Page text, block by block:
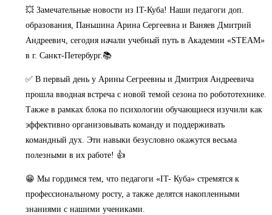
💥 Замечательные новости из IT-Куба! Наши педагоги доп.
образования, Паньшина Арина Сергеевна и Ваняев Дмитрий
Андреевич, сегодня начали учебный путь в Академии «STEAM»
в г. Санкт-Петербург.📚
✅ В первый день у Арины Сегреевны и Дмитрия Андреевича
прошла вводная встреча с новой темой сезона по робототехнике.
Также в рамках блока по психологии обучающиеся изучили как
эффективно организовывать команду и поддерживать
командный дух. Эти навыки безусловно окажутся весьма
полезными в их работе! 👍
😁 Мы гордимся тем, что педагоги «IT- Куба» стремятся к
профессиональному росту, а также делятся накопленными
знаниями с нашими учениками.